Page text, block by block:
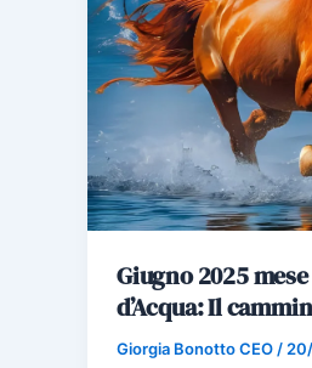
Giugno 2025
d’Acqua: Il
Giorgia Bonotto CEO/